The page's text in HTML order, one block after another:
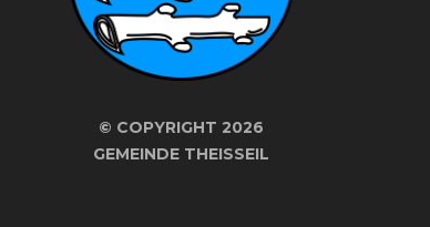
© COPYRIGHT 2026
GEMEINDE THEISSEIL